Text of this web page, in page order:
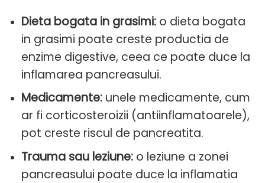
Dieta bogata in grasimi: o dieta bogata
in grasimi poate creste productia de
enzime digestive, ceea ce poate duce la
inflamarea pancreasului.
Medicamente: unele medicamente, cum
ar fi corticosteroizii (antiinflamatoarele),
pot creste riscul de pancreatita.
Trauma sau leziune: o leziune a zonei
pancreasului poate duce la inflamatia